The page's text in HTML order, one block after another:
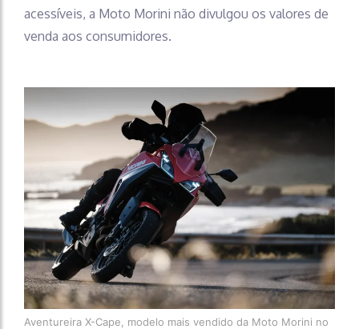
acessíveis, a Moto Morini não divulgou os valores de
venda aos consumidores.
Aventureira X-Cape, modelo mais vendido da Moto Morini no